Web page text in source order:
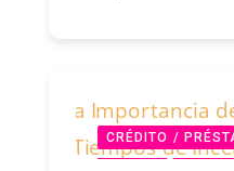
CRÉDITO /